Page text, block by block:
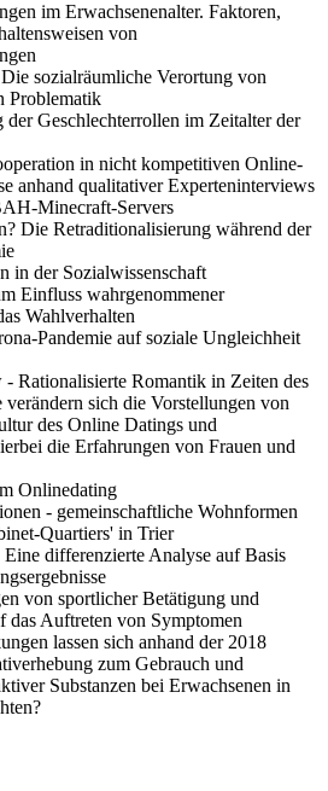
im Erwachsenenalter. Faktoren,
von
sozialräumliche Verortung von
Problematik
der Geschlechterrollen im Zeitalter der
in nicht kompetitiven Online-
anhand qualitativer Experteninterviews
Minecraft-Servers
Die Retraditionalisierung während der
in der Sozialwissenschaft
Einfluss wahrgenommener
Wahlverhalten
Pandemie auf soziale Ungleichheit
Rationalisierte Romantik in Zeiten des
sich die Vorstellungen von
des Online Datings und
die Erfahrungen von Frauen und
Onlinedating
- gemeinschaftliche Wohnformen
Quartiers' in Trier
differenzierte Analyse auf Basis
von sportlicher Betätigung und
das Auftreten von Symptomen
lassen sich anhand der 2018
zum Gebrauch und
Substanzen bei Erwachsenen in